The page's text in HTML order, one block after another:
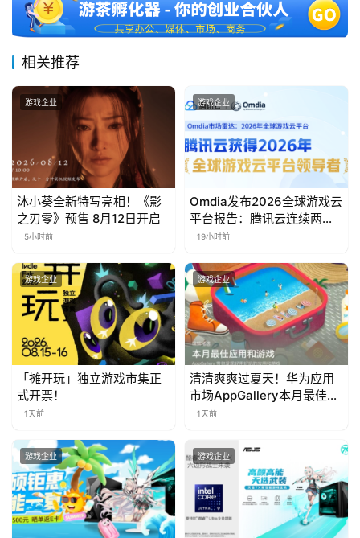
7
月
日
游
茶
对
接
会
上
海
站
中
文
(
相关推荐
游戏企业
沐小葵全新特写亮相！《影
之刃零》预售 8月12日开启
5小时前
游戏企业
Omdia发布2026全球游戏云
平台报告：腾讯云连续两年
入选“领导者”象限
19小时前
游戏企业
「摊开玩」独立游戏市集正
式开票！
1天前
游戏企业
清清爽爽过夏天！华为应用
市场AppGallery本月最佳上
新，款款提升幸福感
1天前
游戏企业 游戏企业